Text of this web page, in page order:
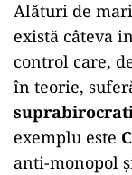
Alături de
există câteva
control care,
în teorie,
exemplu este
anti-monopol